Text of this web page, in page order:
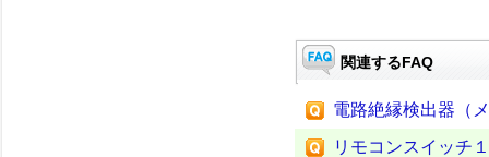
関連するFAQ
電路絶縁検出器（
リモコンスイッチ